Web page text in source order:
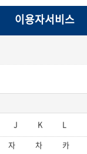
이용자서비스
J K L
자 차 카